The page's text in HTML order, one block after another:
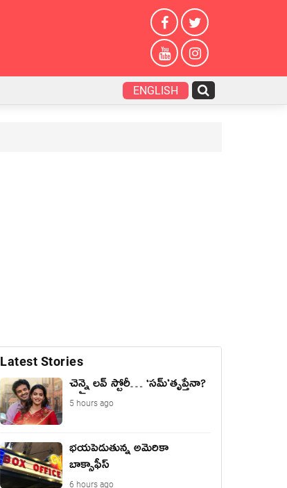
ENGLISH
Latest Stories
చెన్నై లవ్ స్టోరీ… ‘సమ్’తృప్తేనా?
5 hours ago
భయపెడుతున్న అమెరికా
బాక్సాఫీస్
6 hours ago